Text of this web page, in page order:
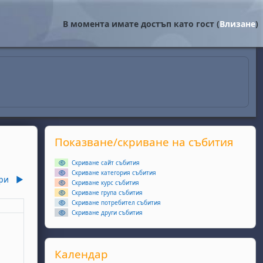
В момента имате достъп като гост (Влизане)
▶︎
4 октомвринеделя, 5 октомври
Supplementary blocks
Прескочи Показване/скриване на събития
Показване/скриване на събития
Скриване сайт събития
Скриване категория събития
Скриване курс събития
Скриване група събития
Скриване потребител събития
Скриване други събития
Прескочи Календар
Календар